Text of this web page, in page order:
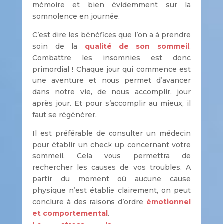
mémoire et bien évidemment sur la
somnolence en journée.
C’est dire les bénéfices que l’on a à prendre
soin de la qualité de son sommeil.
Combattre les insomnies est donc
primordial ! Chaque jour qui commence est
une aventure et nous permet d’avancer
dans notre vie, de nous accomplir, jour
après jour. Et pour s’accomplir au mieux, il
faut se régénérer.
Il est préférable de consulter un médecin
pour établir un check up concernant votre
sommeil. Cela vous permettra de
rechercher les causes de vos troubles. A
partir du moment où aucune cause
physique n’est établie clairement, on peut
conclure à des raisons d’ordre émotionnel
et comportemental.